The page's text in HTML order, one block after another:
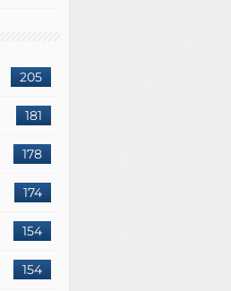
205
181
178
174
154
154